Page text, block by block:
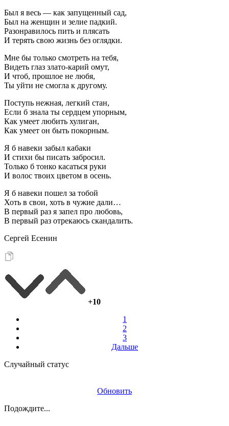
Был я весь — как запущенный сад,
Был на женщин и зелие падкий.
Разонравилось пить и плясать
И терять свою жизнь без оглядки.
Мне бы только смотреть на тебя,
Видеть глаз злато-карий омут,
И чтоб, прошлое не любя,
Ты уйти не смогла к другому.
Поступь нежная, легкий стан,
Если б знала ты сердцем упорным,
Как умеет любить хулиган,
Как умеет он быть покорным.
Я б навеки забыл кабаки
И стихи бы писать забросил.
Только б тонко касаться руки
И волос твоих цветом в осень.
Я б навеки пошел за тобой
Хоть в свои, хоть в чужие дали…
В первый раз я запел про любовь,
В первый раз отрекаюсь скандалить.
Сергей Есенин
+10
1
2
3
Дальше
Случайный статус
Обновить
Подождите...